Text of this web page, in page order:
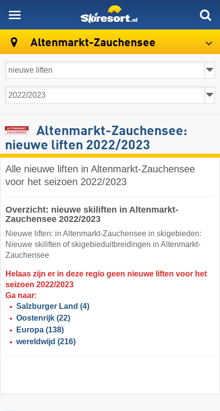
Altenmarkt-Zauchensee
Altenmarkt-Zauchensee:
nieuwe liften 2022/2023
Alle nieuwe liften in Altenmarkt-Zauchensee
voor het seizoen 2022/2023
Overzicht: nieuwe skiliften in Altenmarkt-
Zauchensee 2022/2023
Nieuwe liften: in Altenmarkt-Zauchensee in skigebieden:
Nieuwe skiliften of skigebieduitbreidingen in Altenmarkt-
Zauchensee
Helaas zijn er in deze regio geen nieuwe liften voor het
seizoen 2022/2023
Ga naar:
Salzburger Land (4)
Oostenrijk (22)
Europa (138)
wereldwijd (216)